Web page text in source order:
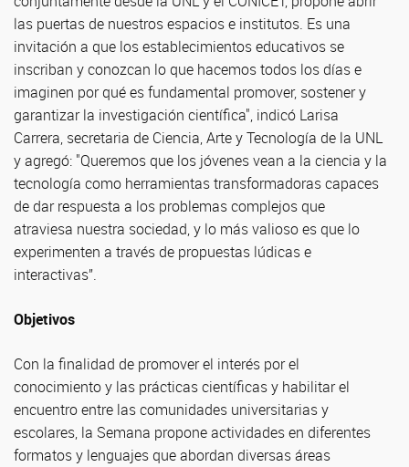
las puertas de nuestros espacios e institutos. Es una
invitación a que los establecimientos educativos se
inscriban y conozcan lo que hacemos todos los días e
imaginen por qué es fundamental promover, sostener y
garantizar la investigación científica", indicó Larisa
Carrera, secretaria de Ciencia, Arte y Tecnología de la UNL
y agregó: "Queremos que los jóvenes vean a la ciencia y la
tecnología como herramientas transformadoras capaces
de dar respuesta a los problemas complejos que
atraviesa nuestra sociedad, y lo más valioso es que lo
experimenten a través de propuestas lúdicas e
interactivas”.
Objetivos
Con la finalidad de promover el interés por el
conocimiento y las prácticas científicas y habilitar el
encuentro entre las comunidades universitarias y
escolares, la Semana propone actividades en diferentes
formatos y lenguajes que abordan diversas áreas